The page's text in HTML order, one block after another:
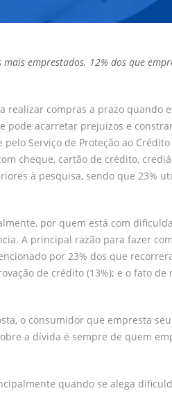
emprestados. 12% dos que
compras a prazo quando
acarretar prejuízos e
Serviço de Proteção ao
cheque, cartão de crédito,
à pesquisa, sendo que 23%
por quem está com
A principal razão para fazer
por 23% dos que
de crédito (13%); e o fato
o consumidor que empresta
a dívida é sempre de quem
quando se alega